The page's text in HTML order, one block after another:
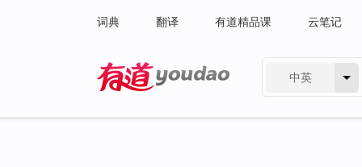
词典 翻译 有道精品课 云笔记
中英